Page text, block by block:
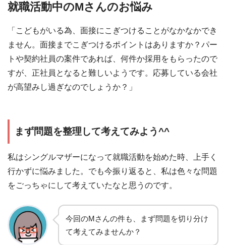
就職活動中のMさんのお悩み
「こどもがいる為、面接にこぎつけることがなかなかでき
ません。面接までこぎつけるポイントはありますか？パー
トや契約社員の案件であれば、何件か採用をもらったので
すが、正社員となると難しいようです。応募している会社
が高望みし過ぎなのでしょうか？」
まず問題を整理して考えてみよう^^
私はシングルマザーになって就職活動を始めた時、上手く
行かずに悩みました。でも今振り返ると、私は色々な問題
をごっちゃにして考えていたなと思うのです。
今回のMさんの件も、まず問題を切り分け
て考えてみませんか？